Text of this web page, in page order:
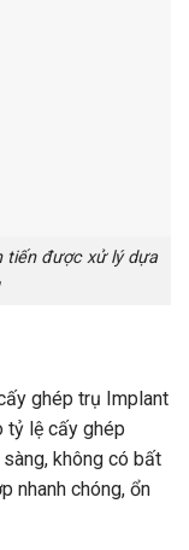
tiến được xử lý dựa
ghép trụ Implant
tỷ lệ cấy ghép
không có bất
nhanh chóng, ổn